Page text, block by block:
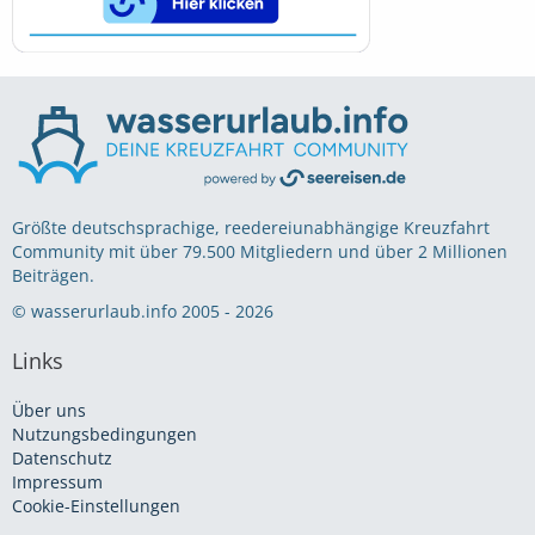
Größte deutschsprachige, reedereiunabhängige Kreuzfahrt
Community mit über 79.500 Mitgliedern und über 2 Millionen
Beiträgen.
© wasserurlaub.info 2005 - 2026
Links
Über uns
Nutzungsbedingungen
Datenschutz
Impressum
Cookie-Einstellungen